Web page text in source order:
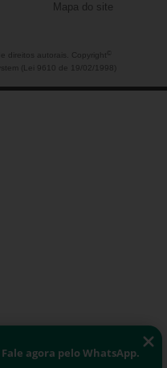
Mapa do site
direitos autorais. Copyright
(Lei 9610 de 19/02/1998)
Fale agora pelo WhatsApp.